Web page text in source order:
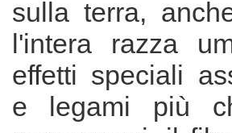
sulla terra,
l'intera razza
effetti speciali
e legami più